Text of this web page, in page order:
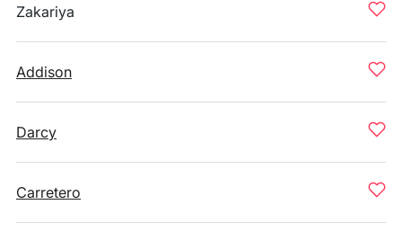
Zakariya
Addison
Darcy
Carretero